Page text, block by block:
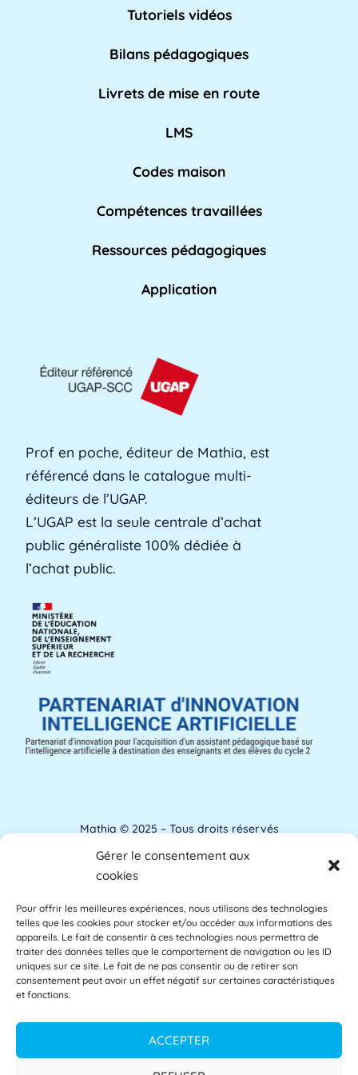
Gérer le consentement aux
cookies
Pour offrir les meilleures expériences, nous utilisons des technologies
telles que les cookies pour stocker et/ou accéder aux informations des
appareils. Le fait de consentir à ces technologies nous permettra de
traiter des données telles que le comportement de navigation ou les ID
uniques sur ce site. Le fait de ne pas consentir ou de retirer son
consentement peut avoir un effet négatif sur certaines caractéristiques
et fonctions.
ACCEPTER
nationale pour [...]Lire plus »
non-enseignant qui travaille dans les [...]
Affaires académiques
chargée de soutenir l'apprentissage et les [...]
L'AFPA, ou Association nationale pour la
formation professionnelle des adultes, est une
Alerte précoce
L'alerte précoce est un outil en ligne que les
établissements utilisent pour identifier les [...]
Lire plus »
Aménagements d'apprentissage
Les aménagements d'apprentissage peuvent
faire référence à du temps supplémentaire
pour la [...]
ANACT
ANACT est l'acronyme de l'Agence nationale
Analyse de l'apprentissage
les commentaires des étudiants comme base
des [...]Lire plus »
APAE
L'APAE, ou Attaché Principal d'Administration
de l'État, est un fonctionnaire de l'Éducation
Tutoriels vidéos
Bilans pédagogiques
Livrets de mise en route
LMS
Codes maison
Compétences travaillées
Ressources pédagogiques
Application
Prof en poche, éditeur de Mathia, est
référencé dans le catalogue multi-
éditeurs de l’UGAP.
L’UGAP est la seule centrale d’achat
public généraliste 100% dédiée à
l’achat public.
Mathia © 2025 – Tous droits réservés
Mentions Légales
Accessibilité
Glossaire
Centre d’aide
CGU